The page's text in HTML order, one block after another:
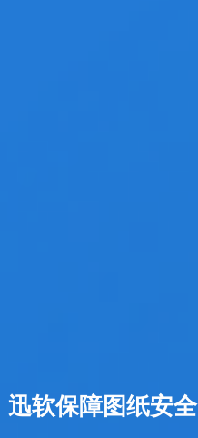
迅软保障图纸安全